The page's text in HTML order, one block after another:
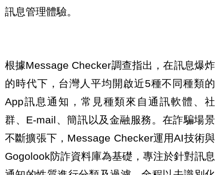
訊息管理體驗。
根據Message Checker調查指出，在訊息爆炸
的時代下，台灣人平均開啟近5種不同種類的
App訊息通知，常見種類來自通訊軟體、社
群、E-mail、簡訊以及金融服務。在詐騙場景
不斷擴張下，Message Checker運用AI技術與
Gogolook防詐資料庫為基礎，專注於針對訊息